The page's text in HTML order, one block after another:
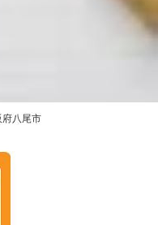
府八尾市